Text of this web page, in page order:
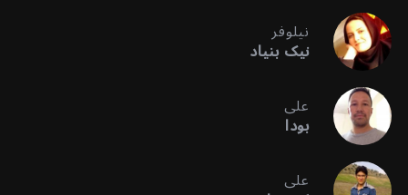
نیلوفر
نیک بنیاد
علی
بودا
علی